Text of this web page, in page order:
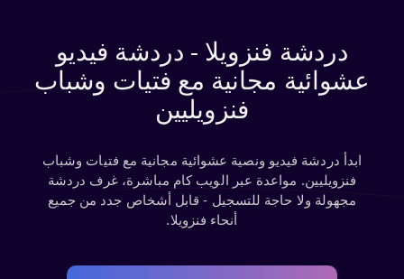
دردشة فنزويلا - دردشة فيديو
عشوائية مجانية مع فتيات وشباب
فنزويليين
ابدأ دردشة فيديو ونصية عشوائية مجانية مع فتيات وشباب
فنزويليين. مواعدة عبر الويب كام مباشرة، غرف دردشة
مجهولة ولا حاجة للتسجيل - قابل أشخاص جدد من جميع
أنحاء فنزويلا.